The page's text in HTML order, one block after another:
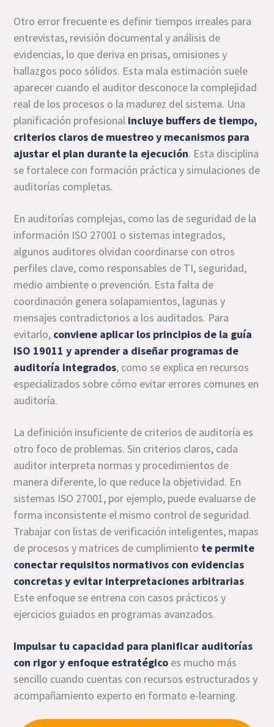
Otro error frecuente es definir tiempos irreales para
entrevistas, revisión documental y análisis de
evidencias, lo que deriva en prisas, omisiones y
hallazgos poco sólidos. Esta mala estimación suele
aparecer cuando el auditor desconoce la complejidad
real de los procesos o la madurez del sistema. Una
planificación profesional incluye buffers de tiempo,
criterios claros de muestreo y mecanismos para
ajustar el plan durante la ejecución. Esta disciplina
se fortalece con formación práctica y simulaciones de
auditorías completas.
En auditorías complejas, como las de seguridad de la
información ISO 27001 o sistemas integrados,
algunos auditores olvidan coordinarse con otros
perfiles clave, como responsables de TI, seguridad,
medio ambiente o prevención. Esta falta de
coordinación genera solapamientos, lagunas y
mensajes contradictorios a los auditados. Para
evitarlo, conviene aplicar los principios de la guía
ISO 19011 y aprender a diseñar programas de
auditoría integrados, como se explica en recursos
especializados sobre cómo evitar errores comunes en
auditoría.
La definición insuficiente de criterios de auditoría es
otro foco de problemas. Sin criterios claros, cada
auditor interpreta normas y procedimientos de
manera diferente, lo que reduce la objetividad. En
sistemas ISO 27001, por ejemplo, puede evaluarse de
forma inconsistente el mismo control de seguridad.
Trabajar con listas de verificación inteligentes, mapas
de procesos y matrices de cumplimiento te permite
conectar requisitos normativos con evidencias
concretas y evitar interpretaciones arbitrarias.
Este enfoque se entrena con casos prácticos y
ejercicios guiados en programas avanzados.
Impulsar tu capacidad para planificar auditorías
con rigor y enfoque estratégico es mucho más
sencillo cuando cuentas con recursos estructurados y
acompañamiento experto en formato e-learning.